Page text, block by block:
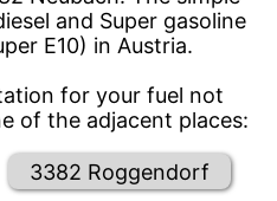
and Super gasoline
E10) in Austria.
for your fuel not
of the adjacent places:
3382 Roggendorf